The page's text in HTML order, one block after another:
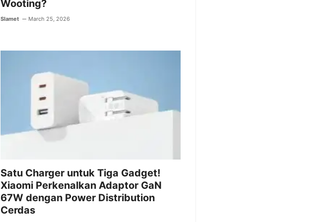
Wooting?
Slamet March 25, 2026
Satu Charger untuk Tiga Gadget!
Xiaomi Perkenalkan Adaptor GaN
67W dengan Power Distribution
Cerdas